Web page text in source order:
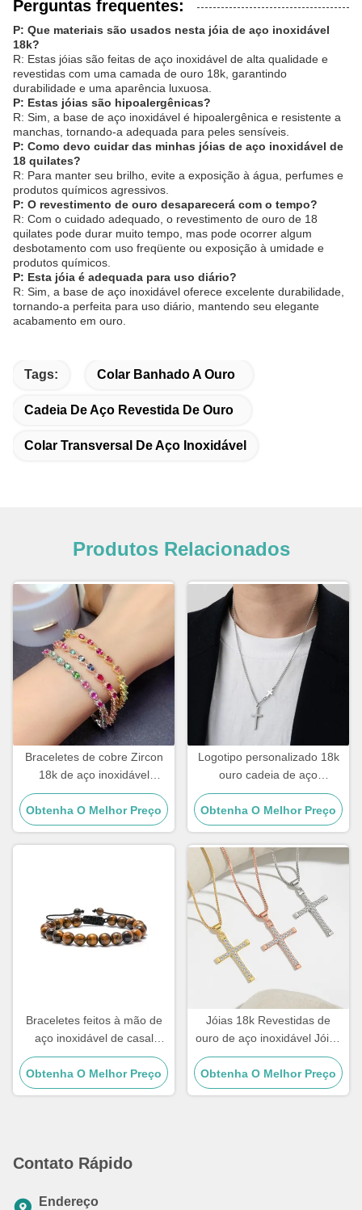
Perguntas frequentes:
P: Que materiais são usados nesta jóia de aço inoxidável
18k?
R: Estas jóias são feitas de aço inoxidável de alta qualidade e
revestidas com uma camada de ouro 18k, garantindo
durabilidade e uma aparência luxuosa.
P: Estas jóias são hipoalergênicas?
R: Sim, a base de aço inoxidável é hipoalergênica e resistente a
manchas, tornando-a adequada para peles sensíveis.
P: Como devo cuidar das minhas jóias de aço inoxidável de
18 quilates?
R: Para manter seu brilho, evite a exposição à água, perfumes e
produtos químicos agressivos.
P: O revestimento de ouro desaparecerá com o tempo?
R: Com o cuidado adequado, o revestimento de ouro de 18
quilates pode durar muito tempo, mas pode ocorrer algum
desbotamento com uso freqüente ou exposição à umidade e
produtos químicos.
P: Esta jóia é adequada para uso diário?
R: Sim, a base de aço inoxidável oferece excelente durabilidade,
tornando-a perfeita para uso diário, mantendo seu elegante
acabamento em ouro.
Tags: Colar Banhado A Ouro
Cadeia De Aço Revestida De Ouro
Colar Transversal De Aço Inoxidável
Produtos Relacionados
Braceletes de cobre Zircon
18k de aço inoxidável
Braceletes de diamantes
dourados Braceletes de
mulheres
Obtenha O Melhor Preço
Logotipo personalizado 18k
ouro cadeia de aço
inoxidável homens joias cruz
pendente cadeias
Obtenha O Melhor Preço
Braceletes feitos à mão de
aço inoxidável de casal
Homens Tiger Eye Stone
Bracelet de contas
Obtenha O Melhor Preço
Jóias 18k Revestidas de
ouro de aço inoxidável Jóias
Mulher Choker Cruz
Necklace 20 polegadas
Obtenha O Melhor Preço
Contato Rápido
Endereço